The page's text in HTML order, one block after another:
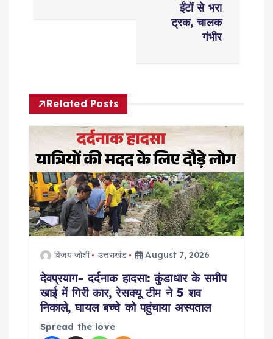
v
g
a
t
ईंटों से भरा
ट्रक, चालक
गंभीर
Related Posts
विजय जोशी उत्तराखंड August 7, 2026
देवप्रयाग- दर्दनाक हादसा: कुंडाधार के समीप
खाई में गिरी कार, रेसक्यू टीम ने 5 शव
निकाले, घायल बच्चे को पहुंचाया अस्पताल
Spread the love